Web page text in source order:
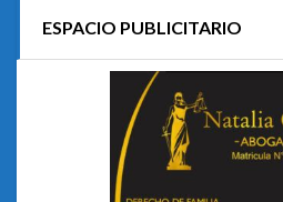
ESPACIO PUBLICITARIO